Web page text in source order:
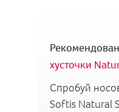
хусточки
Спробуй
Softis Natural